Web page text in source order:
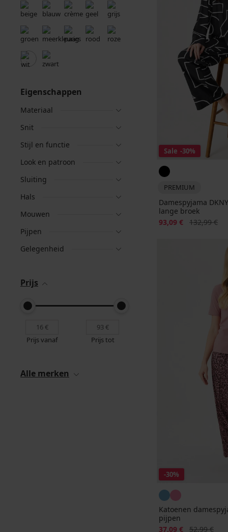
Eigenschappen
Materiaal
Snit
Stijl en functie
Look en patroon
Sluiting
Hals
Mouwen
Pijpen
Gelegenheid
Prijs
Prijs vanaf Prijs tot
Alle merken
Sale -30%
PREMIUM
Damespyjama
lange broek
Korting
93,09 € 132,99 €
-30%
Katoenen
pijpen
Korting
37,09 € 52,99 €